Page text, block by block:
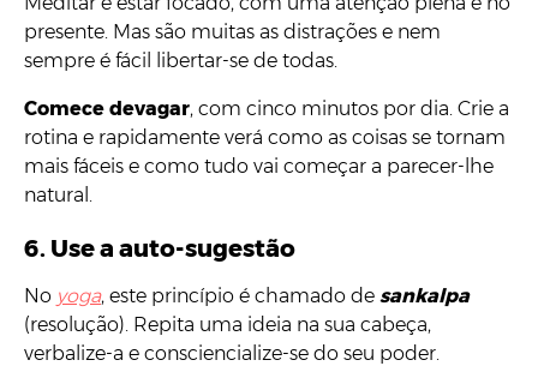
presente. Mas são muitas as distrações e nem
sempre é fácil libertar-se de todas.
Comece devagar, com cinco minutos por dia. Crie a
rotina e rapidamente verá como as coisas se tornam
mais fáceis e como tudo vai começar a parecer-lhe
natural.
6. Use a auto-sugestão
No yoga, este princípio é chamado de sankalpa
(resolução). Repita uma ideia na sua cabeça,
verbalize-a e consciencialize-se do seu poder.